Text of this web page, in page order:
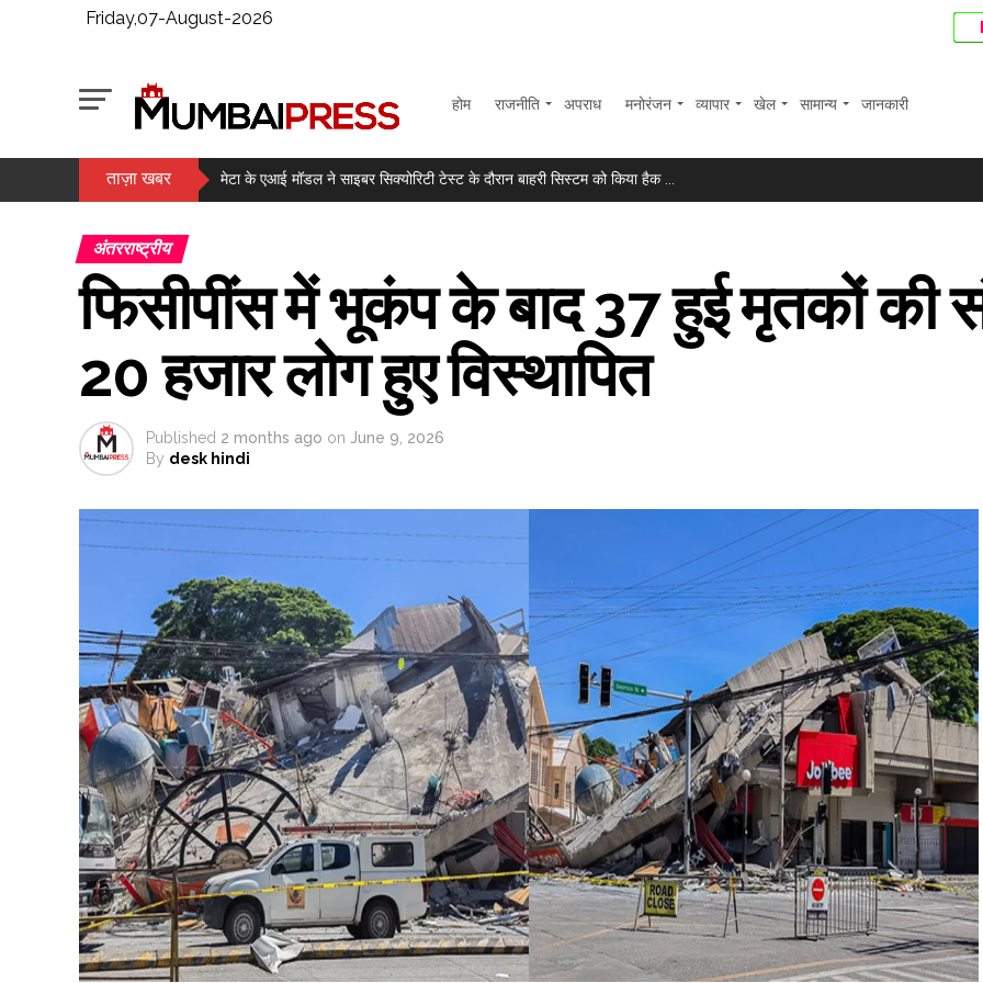
Friday,07-August-2026
होम राजनीति अपराध मनोरंजन व्यापार खेल सामान्य जानकारी
ताज़ा खबर
सोने में बड़ी तेजी, वायदा में दाम 1.49 लाख के पार ...
जेके टायर का पहली तिमाही में मुनाफा 73 प्रतिशत घटकर 44 करोड़ रुपए रहा; शेयर करीब 6 प्रतिशत फिसले ...
सोने और चांदी में उछाल, करीब 1.1 प्रतिशत तक बढ़े दाम ...
राजपाल यादव की मुश्किलें बढ़ीं, 16 करोड़ के कर्ज की वसूली के लिए बैंक ने संपत्तियों पर चिपकाया नोटिस ...
लगातार दूसरे दिन हरे निशान में बंद हुआ बाजार, सेंसेक्स में 374 अंकों की बढ़त ...
मैच से पहले कैसे वजन को नियंत्रित रखते हैं मुक्केबाज? प्रीति पवार ने समझाई पूरी प्रकिया ...
अंतरराष्ट्रीय
फिसीपींस में भूकंप के बाद 37 हुई मृतकों की
20 हजार लोग हुए विस्थापित
Published 2 months ago on June 9, 2026
By desk hindi